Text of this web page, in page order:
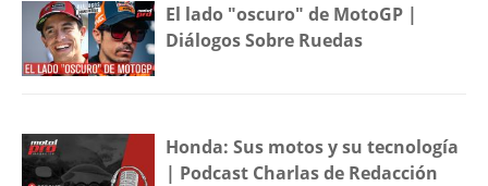
El lado "oscuro" de MotoGP |
Diálogos Sobre Ruedas
Honda: Sus motos y su tecnología
| Podcast Charlas de Redacción